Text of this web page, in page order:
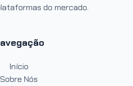
do mercado.
Início
Sobre Nós